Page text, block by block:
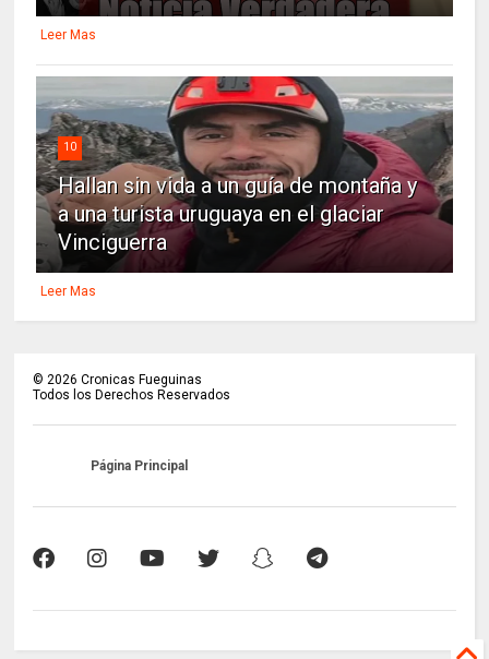
Leer Mas
10
Hallan sin vida a un guía de montaña y
a una turista uruguaya en el glaciar
Vinciguerra
Leer Mas
© 2026 Cronicas Fueguinas
Todos los Derechos Reservados
Página Principal